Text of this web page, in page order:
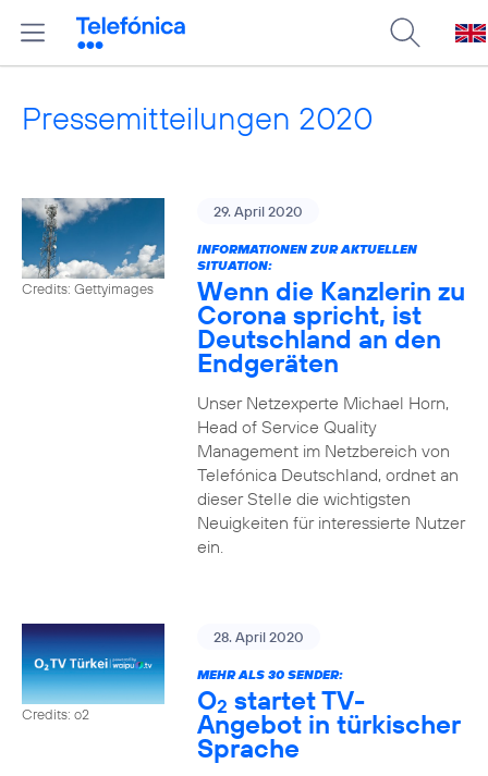
Pressemitteilungen 2020
Credits: Gettyimages
29. April 2020
INFORMATIONEN ZUR AKTUELLEN
SITUATION:
Wenn die Kanzlerin zu
Corona spricht, ist
Deutschland an den
Endgeräten
Unser Netzexperte Michael Horn,
Head of Service Quality
Management im Netzbereich von
Telefónica Deutschland, ordnet an
dieser Stelle die wichtigsten
Neuigkeiten für interessierte Nutzer
ein.
Credits: o2
28. April 2020
MEHR ALS 30 SENDER:
O2 startet TV-
Angebot in türkischer
Sprache